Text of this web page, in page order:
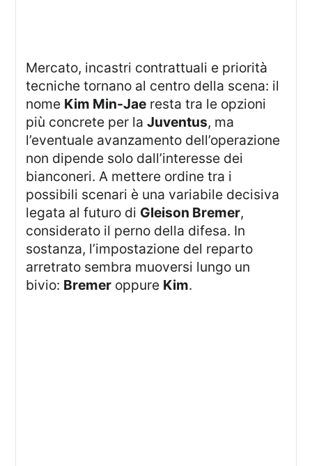
Mercato, incastri contrattuali e priorità
tecniche tornano al centro della scena: il
nome Kim Min-Jae resta tra le opzioni
più concrete per laJuventus, ma
l’eventuale avanzamento dell’operazione
non dipende solo dall’interesse dei
bianconeri. A mettere ordine tra i
possibili scenari è una variabile decisiva
legata al futuro di Gleison Bremer,
considerato il perno della difesa. In
sostanza, l’impostazione del reparto
arretrato sembra muoversi lungo un
bivio: Bremer oppure Kim.